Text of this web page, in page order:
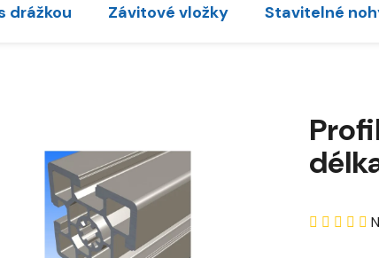
drážkou Závitové vložky Stavitelné